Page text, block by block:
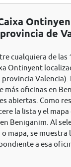
de
cualquiera de las
Ontinyent
Valencia).
más oficinas en
abiertas. Como
la lista y el
Beniganim. Al
mapa, se muestra
a esa